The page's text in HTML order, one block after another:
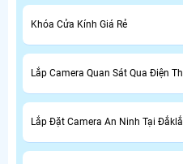
Khóa Cửa Kính Giá Rẻ
Lắp Camera Quan Sát Qua Điện
Lắp Đặt Camera An Ninh Tại